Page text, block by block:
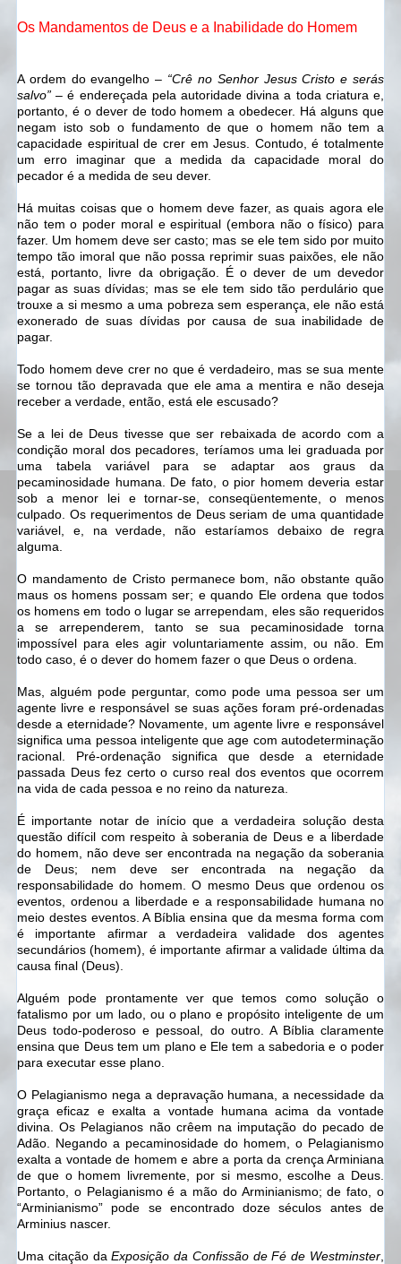
Os Mandamentos de Deus e a Inabilidade do Homem
A ordem do evangelho – “Crê no Senhor Jesus Cristo e serás
salvo” – é endereçada pela autoridade divina a toda criatura e,
portanto, é o dever de todo homem a obedecer. Há alguns que
negam isto sob o fundamento de que o homem não tem a
capacidade espiritual de crer em Jesus. Contudo, é totalmente
um erro imaginar que a medida da capacidade moral do
pecador é a medida de seu dever.
Há muitas coisas que o homem deve fazer, as quais agora ele
não tem o poder moral e espiritual (embora não o físico) para
fazer. Um homem deve ser casto; mas se ele tem sido por muito
tempo tão imoral que não possa reprimir suas paixões, ele não
está, portanto, livre da obrigação. É o dever de um devedor
pagar as suas dívidas; mas se ele tem sido tão perdulário que
trouxe a si mesmo a uma pobreza sem esperança, ele não está
exonerado de suas dívidas por causa de sua inabilidade de
pagar.
Todo homem deve crer no que é verdadeiro, mas se sua mente
se tornou tão depravada que ele ama a mentira e não deseja
receber a verdade, então, está ele escusado?
Se a lei de Deus tivesse que ser rebaixada de acordo com a
condição moral dos pecadores, teríamos uma lei graduada por
uma tabela variável para se adaptar aos graus da
pecaminosidade humana. De fato, o pior homem deveria estar
sob a menor lei e tornar-se, conseqüentemente, o menos
culpado. Os requerimentos de Deus seriam de uma quantidade
variável, e, na verdade, não estaríamos debaixo de regra
alguma.
O mandamento de Cristo permanece bom, não obstante quão
maus os homens possam ser; e quando Ele ordena que todos
os homens em todo o lugar se arrependam, eles são requeridos
a se arrependerem, tanto se sua pecaminosidade torna
impossível para eles agir voluntariamente assim, ou não. Em
todo caso, é o dever do homem fazer o que Deus o ordena.
Mas, alguém pode perguntar, como pode uma pessoa ser um
agente livre e responsável se suas ações foram pré-ordenadas
desde a eternidade? Novamente, um agente livre e responsável
significa uma pessoa inteligente que age com autodeterminação
racional. Pré-ordenação significa que desde a eternidade
passada Deus fez certo o curso real dos eventos que ocorrem
na vida de cada pessoa e no reino da natureza.
É importante notar de início que a verdadeira solução desta
questão difícil com respeito à soberania de Deus e a liberdade
do homem, não deve ser encontrada na negação da soberania
de Deus; nem deve ser encontrada na negação da
responsabilidade do homem. O mesmo Deus que ordenou os
eventos, ordenou a liberdade e a responsabilidade humana no
meio destes eventos. A Bíblia ensina que da mesma forma com
é importante afirmar a verdadeira validade dos agentes
secundários (homem), é importante afirmar a validade última da
causa final (Deus).
Alguém pode prontamente ver que temos como solução o
fatalismo por um lado, ou o plano e propósito inteligente de um
Deus todo-poderoso e pessoal, do outro. A Bíblia claramente
ensina que Deus tem um plano e Ele tem a sabedoria e o poder
para executar esse plano.
O Pelagianismo nega a depravação humana, a necessidade da
graça eficaz e exalta a vontade humana acima da vontade
divina. Os Pelagianos não crêem na imputação do pecado de
Adão. Negando a pecaminosidade do homem, o Pelagianismo
exalta a vontade de homem e abre a porta da crença Arminiana
de que o homem livremente, por si mesmo, escolhe a Deus.
Portanto, o Pelagianismo é a mão do Arminianismo; de fato, o
“Arminianismo” pode se encontrado doze séculos antes de
Arminius nascer.
Uma citação daExposição da Confissão de Fé de Westminster